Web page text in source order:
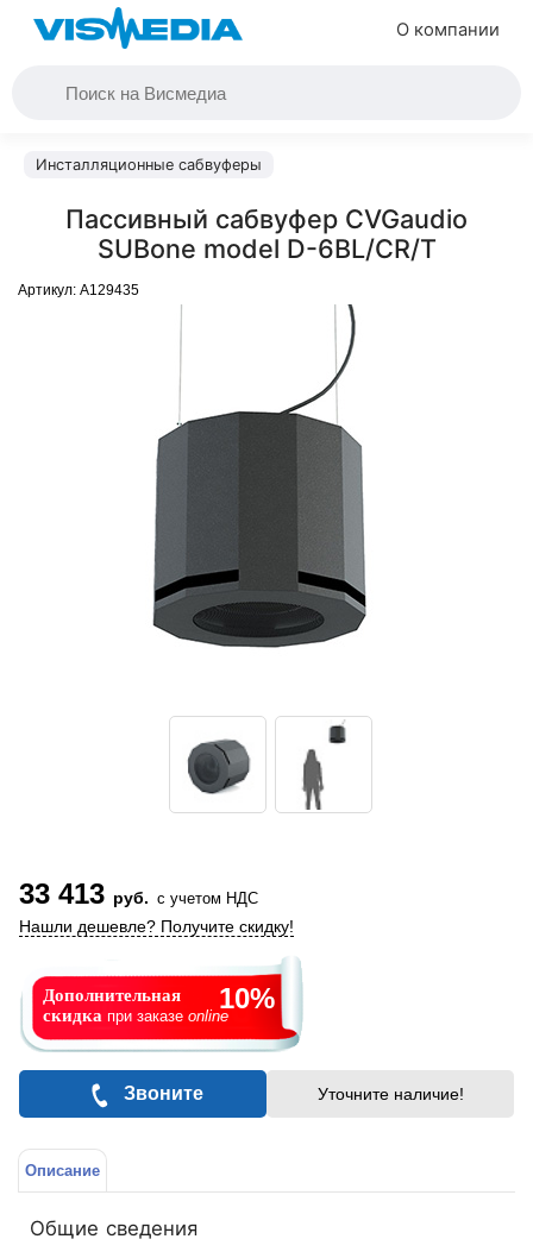
О компании
Инсталляционные сабвуферы
Пассивный сабвуфер CVGaudio
SUBone model D-6BL/CR/T
Артикул: A129435
33 413 руб. с учетом НДС
Нашли дешевле? Получите скидку!
Дополнительная
скидка при заказе online
10%
Звоните Уточните наличие!
Описание
Общие сведения